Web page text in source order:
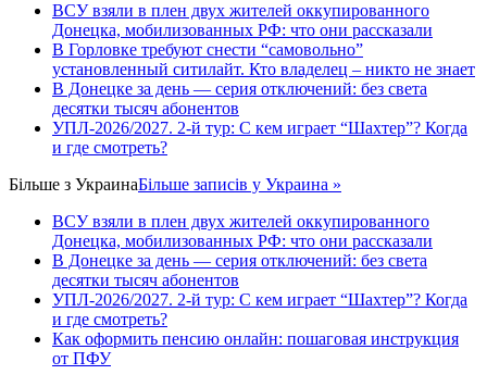
ВСУ взяли в плен двух жителей оккупированного
Донецка, мобилизованных РФ: что они рассказали
В Горловке требуют снести “самовольно”
установленный ситилайт. Кто владелец – никто не знает
В Донецке за день — серия отключений: без света
десятки тысяч абонентов
УПЛ-2026/2027. 2-й тур: С кем играет “Шахтер”? Когда
и где смотреть?
Більше з УкраинаБільше записів у Украина »
ВСУ взяли в плен двух жителей оккупированного
Донецка, мобилизованных РФ: что они рассказали
В Донецке за день — серия отключений: без света
десятки тысяч абонентов
УПЛ-2026/2027. 2-й тур: С кем играет “Шахтер”? Когда
и где смотреть?
Как оформить пенсию онлайн: пошаговая инструкция
от ПФУ